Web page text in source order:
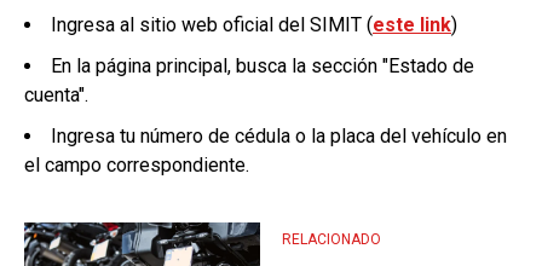
Ingresa al sitio web oficial del SIMIT (este link)
En la página principal, busca la sección "Estado de
cuenta".
Ingresa tu número de cédula o la placa del vehículo en
el campo correspondiente.
RELACIONADO